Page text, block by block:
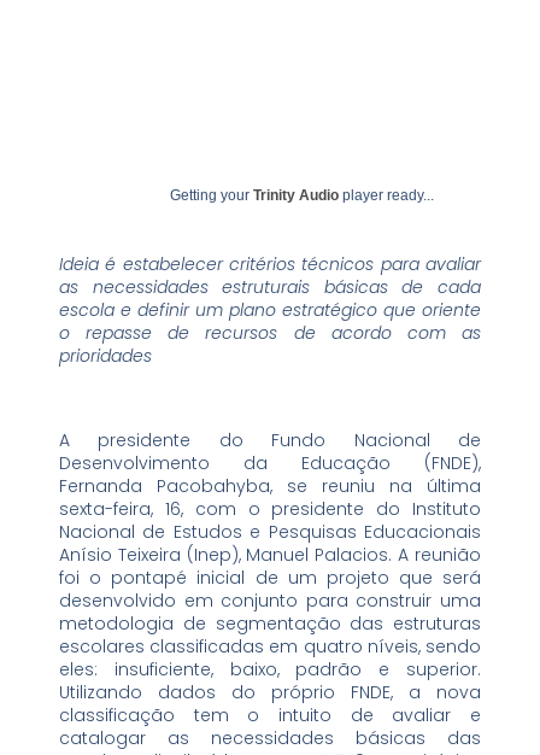
Getting your Trinity Audioplayer ready...
Ideia é estabelecer critérios técnicos para avaliar
as necessidades estruturais básicas de cada
escola e definir um plano estratégico que oriente
o repasse de recursos de acordo com as
prioridades
A presidente do Fundo Nacional de
Desenvolvimento da Educação (FNDE),
Fernanda Pacobahyba, se reuniu na última
sexta-feira, 16, com o presidente do Instituto
Nacional de Estudos e Pesquisas Educacionais
Anísio Teixeira (Inep), Manuel Palacios. A reunião
foi o pontapé inicial de um projeto que será
desenvolvido em conjunto para construir uma
metodologia de segmentação das estruturas
escolares classificadas em quatro níveis, sendo
eles: insuficiente, baixo, padrão e superior.
Utilizando dados do próprio FNDE, a nova
classificação tem o intuito de avaliar e
catalogar as necessidades básicas das